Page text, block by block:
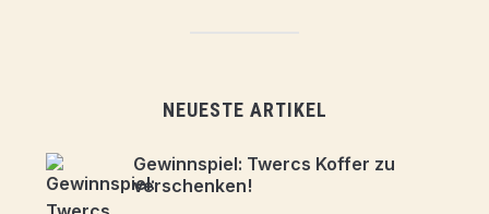
NEUESTE ARTIKEL
Gewinnspiel: Twercs Koffer zu
verschenken!